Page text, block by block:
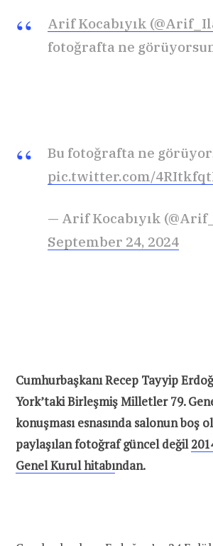
Arif Kocabıyık
fotoğrafta ne
Bu fotoğrafta ne
pic.twitter.com/
— Arif Kocabıyık
September 24, 2024
Cumhurbaşkanı Recep Tayyip
York’taki Birleşmiş Milletler 79.
konuşması esnasında salonun boş
paylaşılan fotoğraf güncel değil
Genel Kurul hitabından.